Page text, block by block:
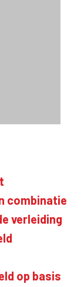
combinatie
verleiding
op basis